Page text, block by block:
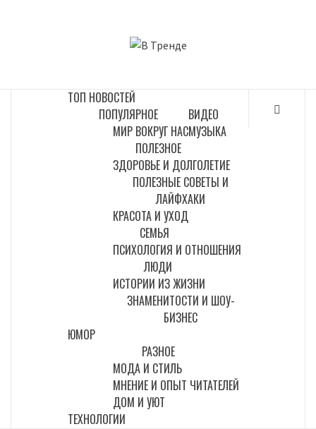
ТОП НОВОСТЕЙ
ПОПУЛЯРНОЕ
МИР ВОКРУГ НАС
ВИДЕО
МУЗЫКА
ПОЛЕЗНОЕ
ЗДОРОВЬЕ И ДОЛГОЛЕТИЕ
ПОЛЕЗНЫЕ СОВЕТЫ И
ЛАЙФХАКИ
КРАСОТА И УХОД
СЕМЬЯ
ПСИХОЛОГИЯ И ОТНОШЕНИЯ
ЛЮДИ
ИСТОРИИ ИЗ ЖИЗНИ
ЗНАМЕНИТОСТИ И ШОУ-
БИЗНЕС
ЮМОР
РАЗНОЕ
МОДА И СТИЛЬ
МНЕНИЕ И ОПЫТ ЧИТАТЕЛЕЙ
ДОМ И УЮТ
ТЕХНОЛОГИИ